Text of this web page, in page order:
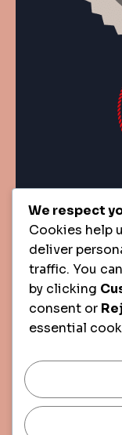
We respect
Cookies help
deliver
traffic. You
by clicking
consent or
essential